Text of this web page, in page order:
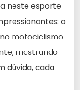
neste esporte
o
motociclismo
mostrando
dúvida, cada